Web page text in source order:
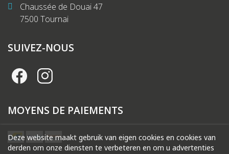
Chaussée de Douai 47
7500 Tournai
Deze website maakt gebruik van eigen cookies en cookies van
derden om onze diensten te verbeteren en om u advertenties
SUIVEZ-NOUS
MOYENS DE PAIEMENTS